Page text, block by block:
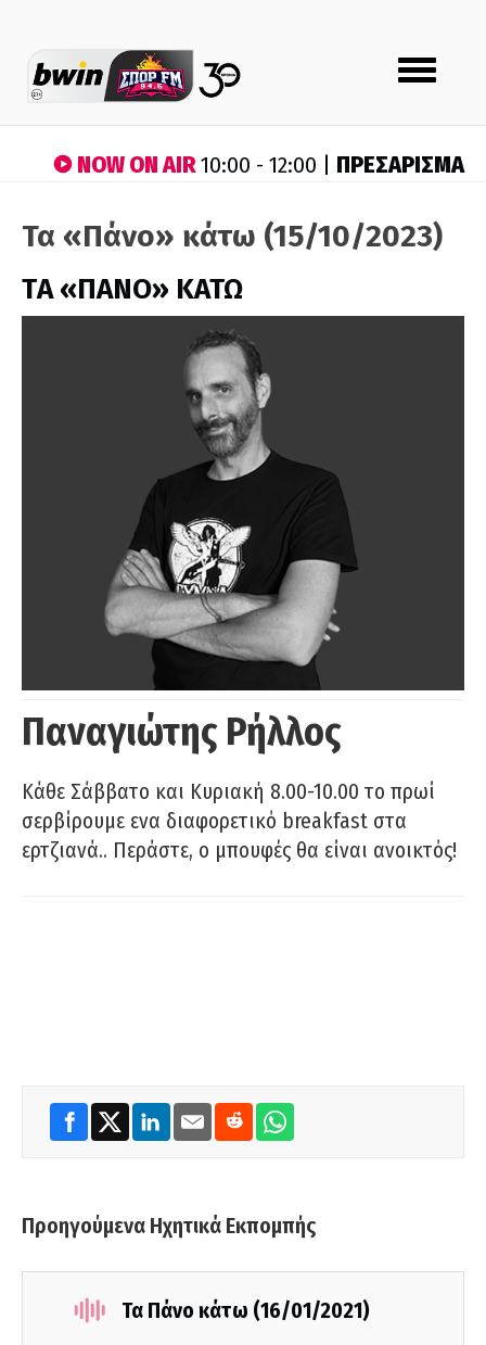
Toggle
navigation
NOW ON AIR10:00 - 12:00 | ΠΡΕΣΑΡΙΣΜΑ
Τα «Πάνο» κάτω (15/10/2023)
ΤA «ΠΑΝΟ» ΚΑΤΩ
Παναγιώτης Ρήλλος
Κάθε Σάββατο και Κυριακή 8.00-10.00 το πρωί
σερβίρουμε ενα διαφορετικό breakfast στα
ερτζιανά.. Περάστε, ο μπουφές θα είναι ανοικτός!
Προηγούμενα Ηχητικά Εκπομπής
Τα Πάνο κάτω (16/01/2021)